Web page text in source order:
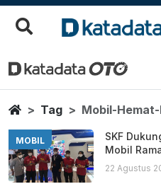
Mobil Hemat
Berita Terbaru
HomeTag Mobil-
MOBIL
SKF
Mobil
22 Agustus